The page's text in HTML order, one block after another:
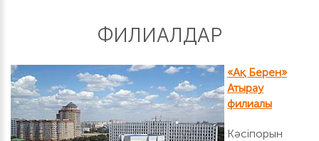
ФИЛИАЛДАР
«Ақ Берен»
Атырау
филиалы
Кәсіпорын